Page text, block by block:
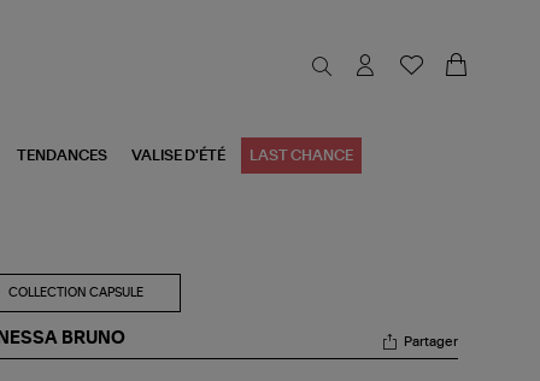
TENDANCES VALISE D'ÉTÉ LAST CHANCE
COLLECTION CAPSULE
BRUNO Partager